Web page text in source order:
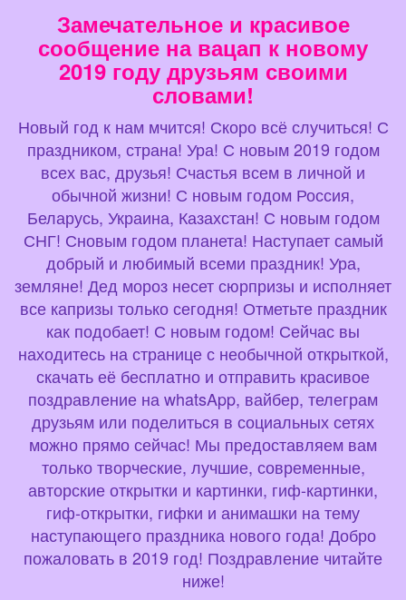
Замечательное и красивое
сообщение на вацап к новому
2019 году друзьям своими
словами!
Новый год к нам мчится! Скоро всё случиться! С
праздником, страна! Ура! С новым 2019 годом
всех вас, друзья! Счастья всем в личной и
обычной жизни! С новым годом Россия,
Беларусь, Украина, Казахстан! С новым годом
СНГ! Сновым годом планета! Наступает самый
добрый и любимый всеми праздник! Ура,
земляне! Дед мороз несет сюрпризы и исполняет
все капризы только сегодня! Отметьте праздник
как подобает! С новым годом! Сейчас вы
находитесь на странице с необычной открыткой,
скачать её бесплатно и отправить красивое
поздравление на whatsApp, вайбер, телеграм
друзьям или поделиться в социальных сетях
можно прямо сейчас! Мы предоставляем вам
только творческие, лучшие, современные,
авторские открытки и картинки, гиф-картинки,
гиф-открытки, гифки и анимашки на тему
наступающего праздника нового года! Добро
пожаловать в 2019 год! Поздравление читайте
ниже!